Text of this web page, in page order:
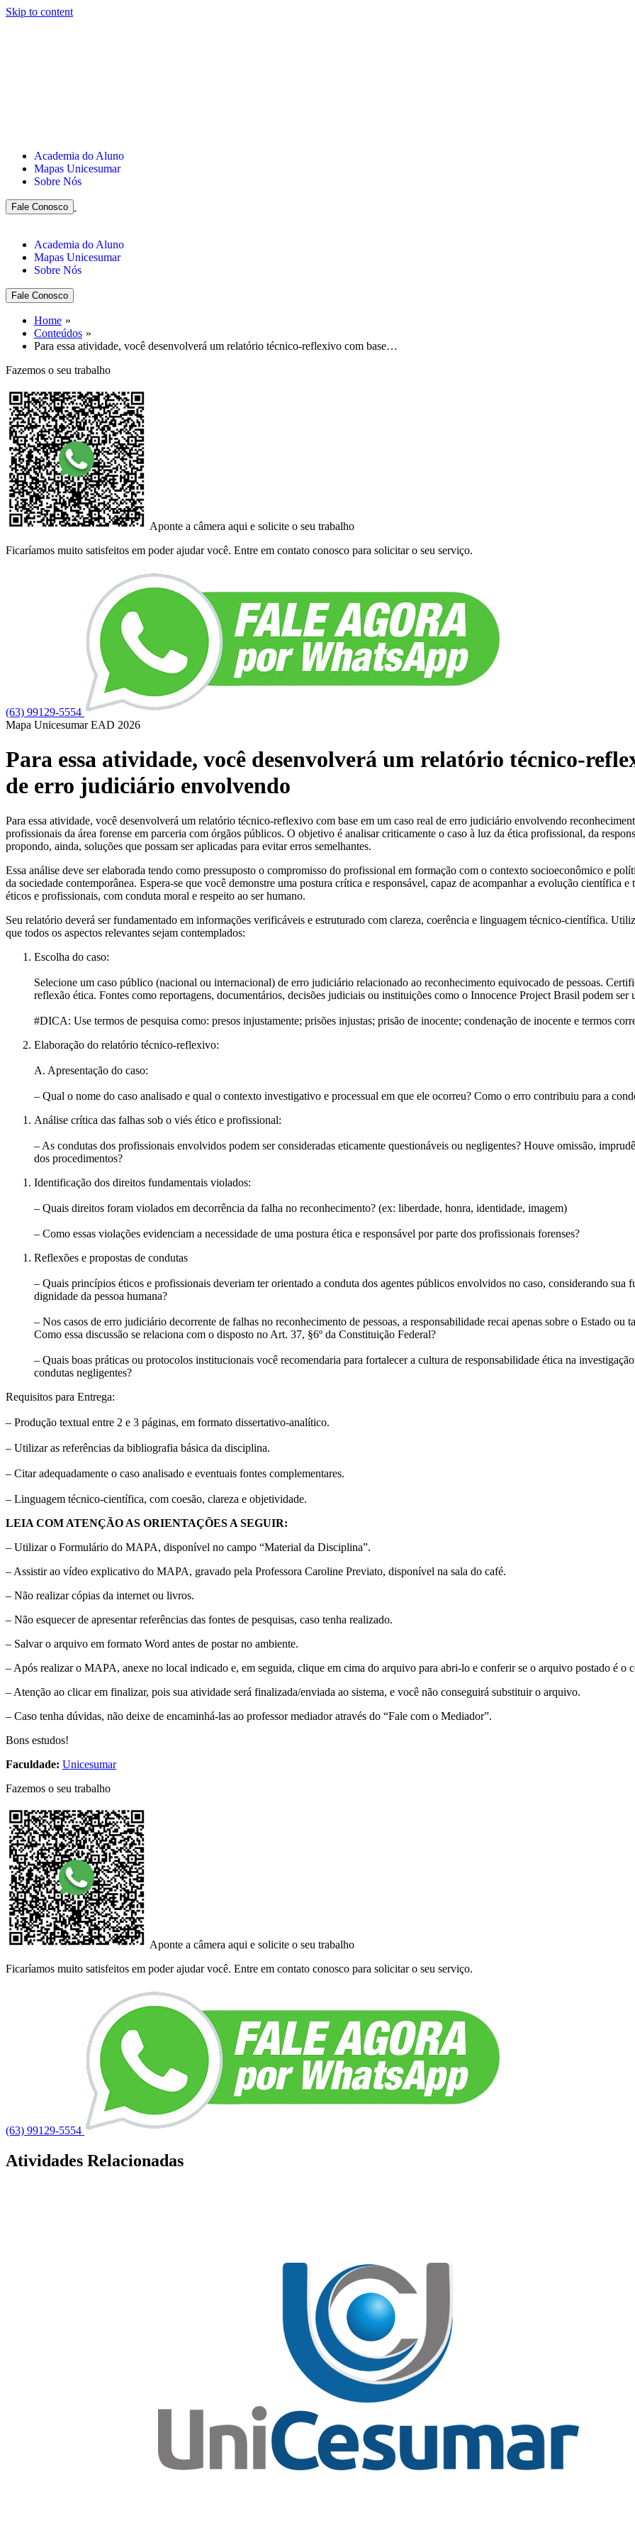
Skip to content
Academia do Aluno
Mapas Unicesumar
Sobre Nós
Fale Conosco
Academia do Aluno
Mapas Unicesumar
Sobre Nós
Fale Conosco
Home
Conteúdos
Para essa atividade, você desenvolverá um relatório técnico-reflexivo com base…
Fazemos o seu trabalho
Aponte a câmera aqui e solicite o seu trabalho
Ficaríamos muito satisfeitos em poder ajudar você. Entre em contato conosco para solicitar o seu serviço.
(63) 99129-5554
Mapa Unicesumar EAD 2026
Para essa atividade, você desenvolverá um relatório técnico-
de erro judiciário envolvendo
Para essa atividade, você desenvolverá um relatório técnico-reflexivo com base em um caso real de erro judiciário envolvendo
profissionais da área forense em parceria com órgãos públicos. O objetivo é analisar criticamente o caso à luz da ética profissional, da
propondo, ainda, soluções que possam ser aplicadas para evitar erros semelhantes.
Essa análise deve ser elaborada tendo como pressuposto o compromisso do profissional em formação com o contexto socioeconômico e
da sociedade contemporânea. Espera-se que você demonstre uma postura crítica e responsável, capaz de acompanhar a evolução científica
éticos e profissionais, com conduta moral e respeito ao ser humano.
Seu relatório deverá ser fundamentado em informações verificáveis e estruturado com clareza, coerência e linguagem técnico-científica.
que todos os aspectos relevantes sejam contemplados:
Escolha do caso:
Selecione um caso público (nacional ou internacional) de erro judiciário relacionado ao reconhecimento equivocado de pessoas.
reflexão ética. Fontes como reportagens, documentários, decisões judiciais ou instituições como o Innocence Project Brasil podem ser
#DICA: Use termos de pesquisa como: presos injustamente; prisões injustas; prisão de inocente; condenação de inocente e termos
Elaboração do relatório técnico-reflexivo:
A. Apresentação do caso:
– Qual o nome do caso analisado e qual o contexto investigativo e processual em que ele ocorreu? Como o erro contribuiu para a
Análise crítica das falhas sob o viés ético e profissional:
– As condutas dos profissionais envolvidos podem ser consideradas eticamente questionáveis ou negligentes? Houve omissão,
dos procedimentos?
Identificação dos direitos fundamentais violados:
– Quais direitos foram violados em decorrência da falha no reconhecimento? (ex: liberdade, honra, identidade, imagem)
– Como essas violações evidenciam a necessidade de uma postura ética e responsável por parte dos profissionais forenses?
Reflexões e propostas de condutas
– Quais princípios éticos e profissionais deveriam ter orientado a conduta dos agentes públicos envolvidos no caso, considerando sua
dignidade da pessoa humana?
– Nos casos de erro judiciário decorrente de falhas no reconhecimento de pessoas, a responsabilidade recai apenas sobre o Estado
Como essa discussão se relaciona com o disposto no Art. 37, §6º da Constituição Federal?
– Quais boas práticas ou protocolos institucionais você recomendaria para fortalecer a cultura de responsabilidade ética na
condutas negligentes?
Requisitos para Entrega:
– Produção textual entre 2 e 3 páginas, em formato dissertativo-analítico.
– Utilizar as referências da bibliografia básica da disciplina.
– Citar adequadamente o caso analisado e eventuais fontes complementares.
– Linguagem técnico-científica, com coesão, clareza e objetividade.
LEIA COM ATENÇÃO AS ORIENTAÇÕES A SEGUIR:
– Utilizar o Formulário do MAPA, disponível no campo “Material da Disciplina”.
– Assistir ao vídeo explicativo do MAPA, gravado pela Professora Caroline Previato, disponível na sala do café.
– Não realizar cópias da internet ou livros.
– Não esquecer de apresentar referências das fontes de pesquisas, caso tenha realizado.
– Salvar o arquivo em formato Word antes de postar no ambiente.
– Após realizar o MAPA, anexe no local indicado e, em seguida, clique em cima do arquivo para abri-lo e conferir se o arquivo postado é o
– Atenção ao clicar em finalizar, pois sua atividade será finalizada/enviada ao sistema, e você não conseguirá substituir o arquivo.
– Caso tenha dúvidas, não deixe de encaminhá-las ao professor mediador através do “Fale com o Mediador”.
Bons estudos!
Faculdade: Unicesumar
Fazemos o seu trabalho
Aponte a câmera aqui e solicite o seu trabalho
Ficaríamos muito satisfeitos em poder ajudar você. Entre em contato conosco para solicitar o seu serviço.
(63) 99129-5554
Atividades Relacionadas